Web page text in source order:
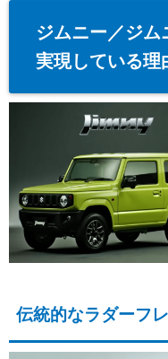
ジムニー／ジム
実現している理
伝統的なラダーフ